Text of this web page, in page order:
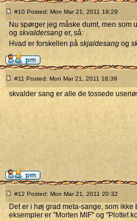
#10 Posted: Mon Mar 21, 2011 18:29
Nu spørger jeg måske dumt, men
og skvaldersang er, så:
Hvad er forskellen på skjaldesang og
#11 Posted: Mon Mar 21, 2011 18:39
skvalder sang er alle de tossede
#12 Posted: Mon Mar 21, 2011 20:32
Det er i høj grad meta-sange, som
eksempler er "Morten MIF" og "Plottet